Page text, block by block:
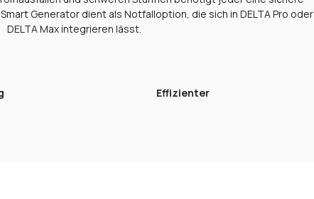
Generator dient als Notfalloption, die sich in DELTA Pro oder
DELTA Max integrieren lässt.
Effizienter